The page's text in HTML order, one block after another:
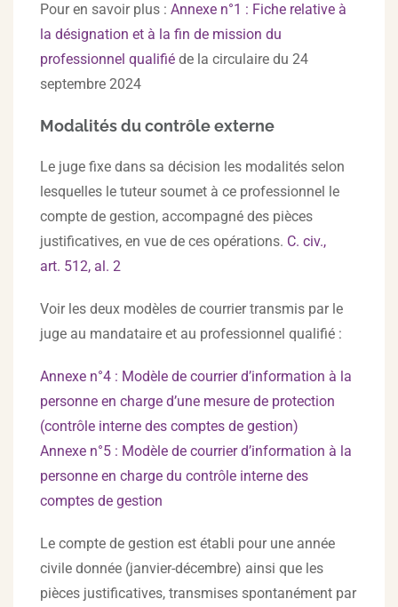
Pour en savoir plus : Annexe n°1 : Fiche relative à
la désignation et à la fin de mission du
professionnel qualifié de la circulaire du 24
septembre 2024
Modalités du contrôle externe
Le juge fixe dans sa décision les modalités selon
lesquelles le tuteur soumet à ce professionnel le
compte de gestion, accompagné des pièces
justificatives, en vue de ces opérations. C. civ.,
art. 512, al. 2
Voir les deux modèles de courrier transmis par le
juge au mandataire et au professionnel qualifié :
Annexe n°4 : Modèle de courrier d’information à la
personne en charge d’une mesure de protection
(contrôle interne des comptes de gestion)
Annexe n°5 : Modèle de courrier d’information à la
personne en charge du contrôle interne des
comptes de gestion
Le compte de gestion est établi pour une année
civile donnée (janvier-décembre) ainsi que les
pièces justificatives, transmises spontanément par